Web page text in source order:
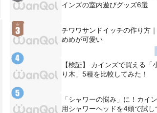
インズの室内遊びグッズ6選
チワワサンドイッチの作り方
めめが可愛い
【検証】 カインズで買える「
り木」5種を比較してみた！
「シャワーの悩み」に！カイ
用シャワーヘッドを4頭で試し